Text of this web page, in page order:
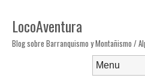
LocoAventura
Blog sobre Barranquismo y Montañismo /